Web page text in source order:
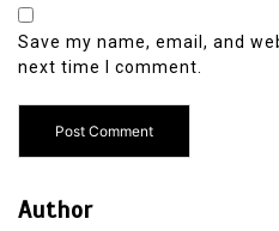
Save my name, email, and
next time I comment.
Author